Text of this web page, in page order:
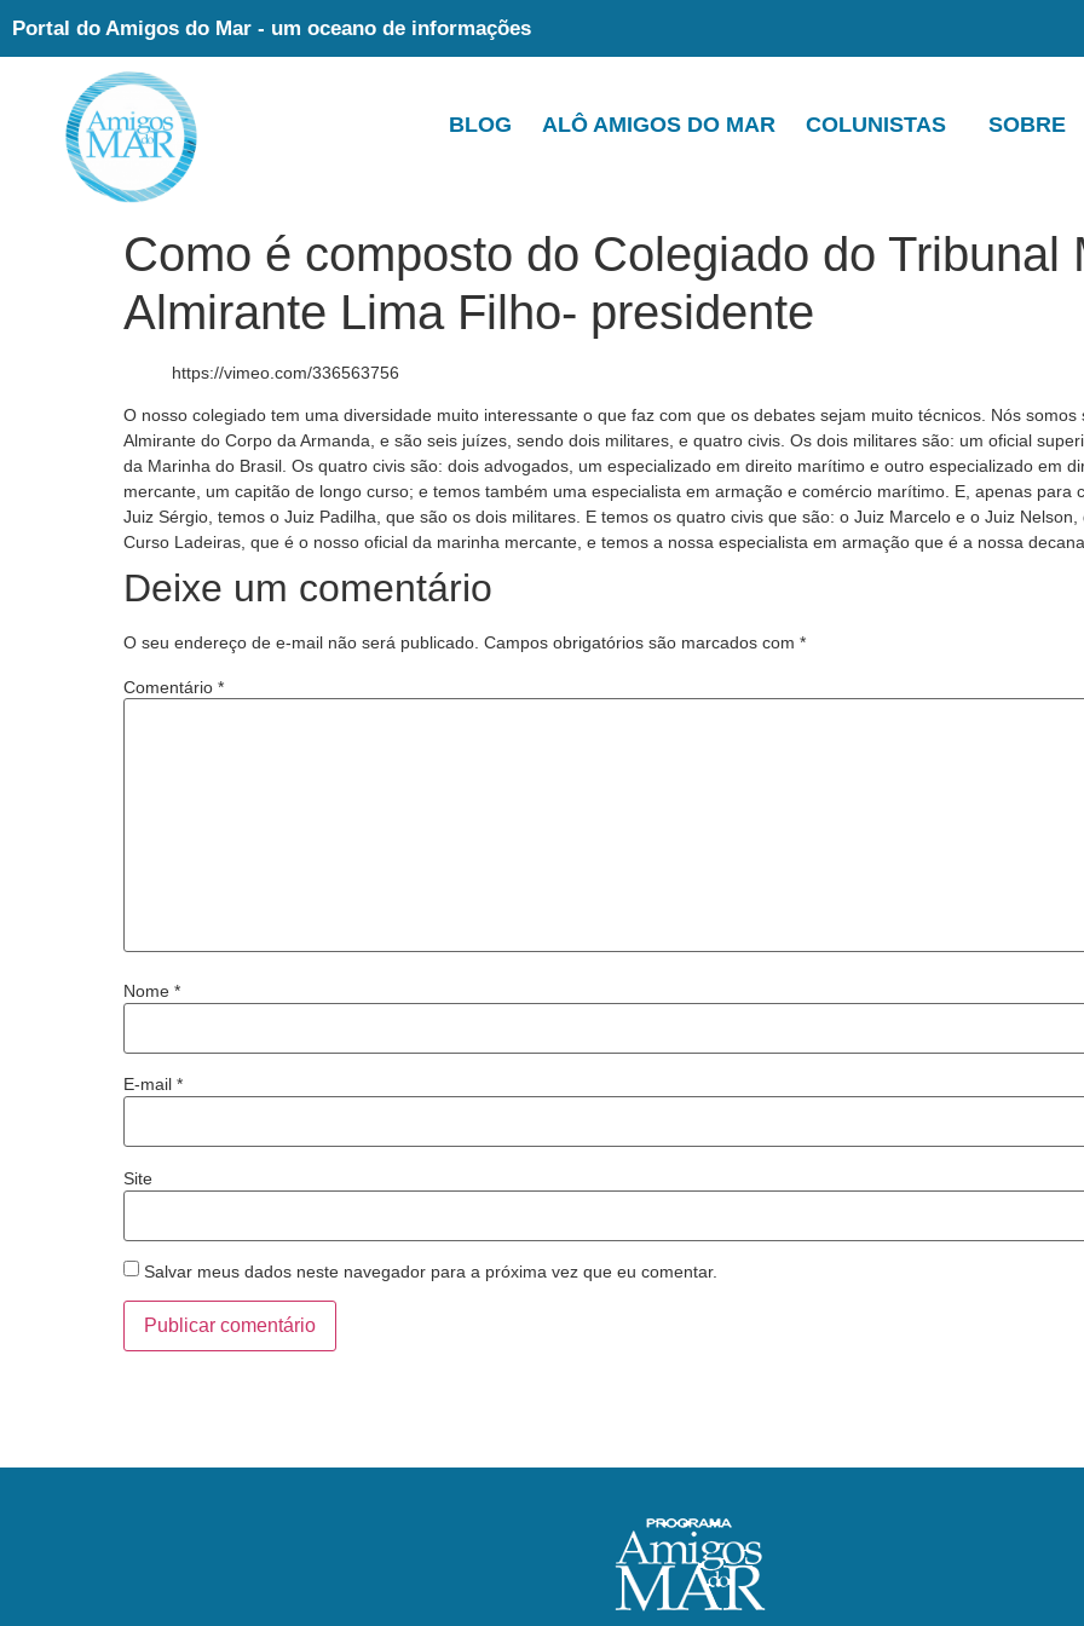
Portal do Amigos do Mar - um oceano de informações
BLOG ALÔ AMIGOS DO MAR COLUNISTAS SOBRE
Como é composto do Colegiado do Tribunal
Almirante Lima Filho- presidente
https://vimeo.com/336563756
O nosso colegiado tem uma diversidade muito interessante o que faz com que os debates sejam muito técnicos. Nós
Almirante do Corpo da Armanda, e são seis juízes, sendo dois militares, e quatro civis. Os dois militares são: um oficial
da Marinha do Brasil. Os quatro civis são: dois advogados, um especializado em direito marítimo e outro especializado em
mercante, um capitão de longo curso; e temos também uma especialista em armação e comércio marítimo. E, apenas para
Juiz Sérgio, temos o Juiz Padilha, que são os dois militares. E temos os quatro civis que são: o Juiz Marcelo e o Juiz
Curso Ladeiras, que é o nosso oficial da marinha mercante, e temos a nossa especialista em armação que é a nossa
Deixe um comentário
O seu endereço de e-mail não será publicado. Campos obrigatórios são marcados com *
Comentário *
Nome *
E-mail *
Site
Salvar meus dados neste navegador para a próxima vez que eu comentar.